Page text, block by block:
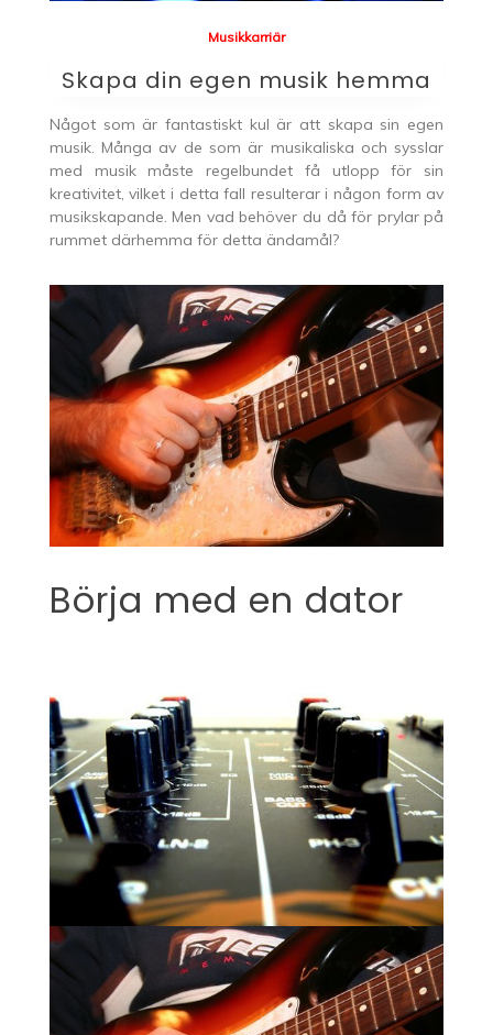
Musikkarriär
Skapa din egen musik hemma
Något som är fantastiskt kul är att skapa sin egen
musik. Många av de som är musikaliska och sysslar
med musik måste regelbundet få utlopp för sin
kreativitet, vilket i detta fall resulterar i någon form av
musikskapande. Men vad behöver du då för prylar på
rummet därhemma för detta ändamål?
Börja med en dator